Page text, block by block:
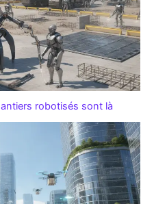
robotisés sont là